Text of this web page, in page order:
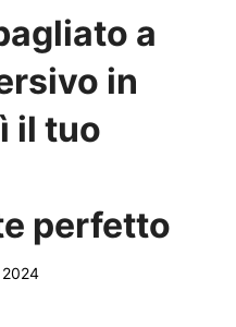
a
in
il tuo
perfetto
2024